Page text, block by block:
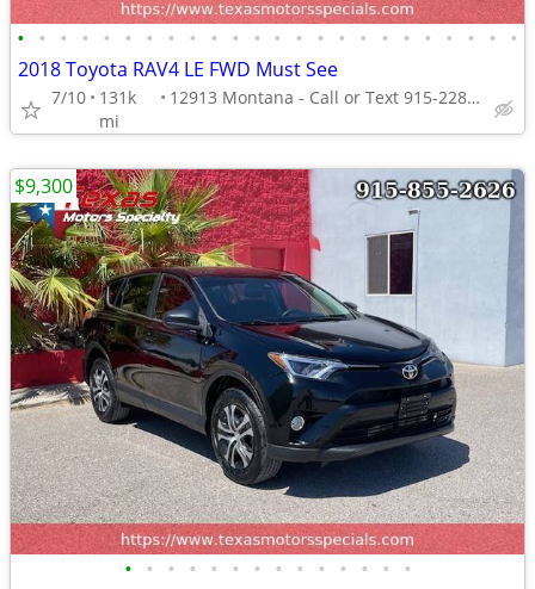
• • • • • • • • • • • • • • • • • • • • • • • •
2018 Toyota RAV4 LE FWD Must See
7/10
131k
mi
12913 Montana - Call or Text 915-228-4203
• • • • • • • • • • • • • •
$9,300